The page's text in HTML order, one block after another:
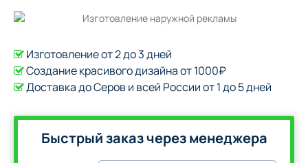
Изготовление от 2 до 3 дней
Создание красивого дизайна от 1000₽
Доставка до Серов и всей России от 1 до 5 дней
Быстрый заказ через менеджера